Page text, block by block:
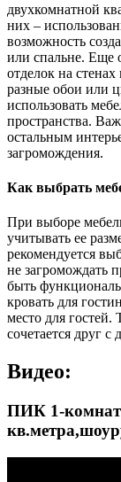
двухкомнатной
них –
возможность
или спальне. Еще
отделок на
разные обои или
использовать
пространства.
остальным
загромождения.
Как выбрать
При выборе
учитывать ее
рекомендуется
не загромождать
быть
кровать для
место для гостей.
сочетается друг
Видео:
ПИК 1-